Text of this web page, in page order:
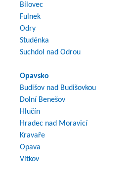
Bílovec
Fulnek
Odry
Studénka
Suchdol nad Odrou
Opavsko
Budišov nad Budišovkou
Dolní Benešov
Hlučín
Hradec nad Moravicí
Kravaře
Opava
Vítkov